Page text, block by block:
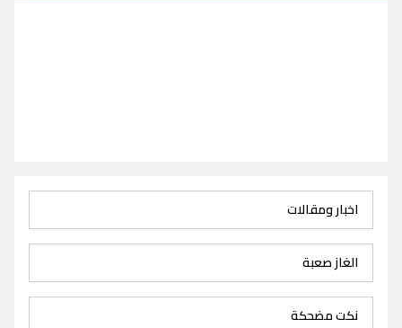
اخبار ومقالات
الغاز صعبة
نكت مضحكة